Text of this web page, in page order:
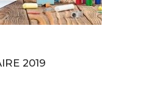
2019